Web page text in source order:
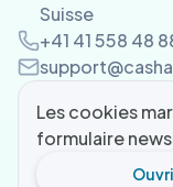
Suisse
+41 41 558 48
Les cookies
formulaire